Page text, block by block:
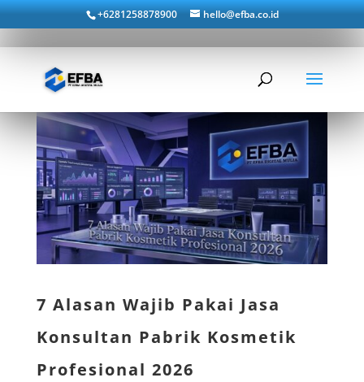
+6281258878900 hello@efba.co.id
7 Alasan Wajib Pakai Jasa
Konsultan Pabrik Kosmetik
Profesional 2026